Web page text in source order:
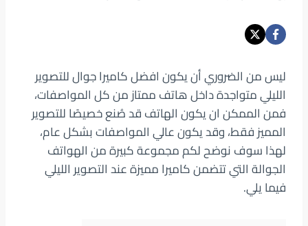
ليس من الضروري أن يكون افضل كاميرا جوال للتصوير
الليلي متواجدة داخل هاتف ممتاز من كل المواصفات،
فمن الممكن ان يكون الهاتف قد صُنع خصيصًا للتصوير
المميز فقط، وقد يكون عالي المواصفات بشكل عام،
لهذا سوف نوضح لكم مجموعة كبيرة من الهواتف
الجوالة التي تتضمن كاميرا مميزة عند التصوير الليلي
فيما يلي.